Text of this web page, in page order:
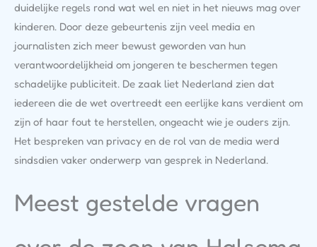
duidelijke regels rond wat wel en niet in het nieuws mag over
kinderen. Door deze gebeurtenis zijn veel media en
journalisten zich meer bewust geworden van hun
verantwoordelijkheid om jongeren te beschermen tegen
schadelijke publiciteit. De zaak liet Nederland zien dat
iedereen die de wet overtreedt een eerlijke kans verdient om
zijn of haar fout te herstellen, ongeacht wie je ouders zijn.
Het bespreken van privacy en de rol van de media werd
sindsdien vaker onderwerp van gesprek in Nederland.
Meest gestelde vragen